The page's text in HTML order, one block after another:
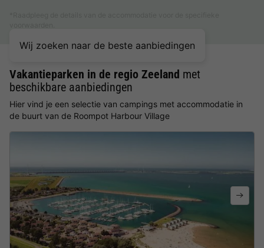
Wij zoeken naar de beste aanbiedingen
Vakantieparken in de regio Zeeland met
beschikbare aanbiedingen
Hier vind je een selectie van campings met accommodatie in
de buurt van de Roompot Harbour Village